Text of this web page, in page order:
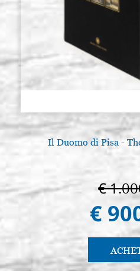
Il Duomo di Pisa -
€
€